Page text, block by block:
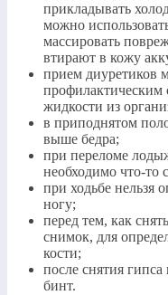
прикладывать
можно
массировать
втирают в кожу
прием диуретиков
профилактическим
жидкости из
в приподнятом
выше бедра;
при переломе
необходимо что-то
при ходьбе нельзя
ногу;
перед тем, как
снимок, для
кости;
после снятия
бинт.